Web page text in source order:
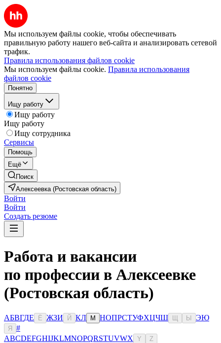
Мы используем файлы cookie, чтобы обеспечивать
правильную работу нашего веб-сайта и анализировать сетевой
трафик.
Правила использования файлов cookie
Мы используем файлы cookie. Правила использования
файлов cookie
Понятно
Ищу работу
Ищу работу
Ищу работу
Ищу сотрудника
Сервисы
Помощь
Ещё
Поиск
Алексеевка (Ростовская область)
Войти
Войти
Создать резюме
Работа и вакансии
по профессии в Алексеевке
(Ростовская область)
АБВГДЕ Ё ЖЗИ Й КЛ М НОПРСТУФХЦЧШ Ы ЭЮ
Я
#
ABCDEFGHIJKLMNOPQRSTUVWX Y Z